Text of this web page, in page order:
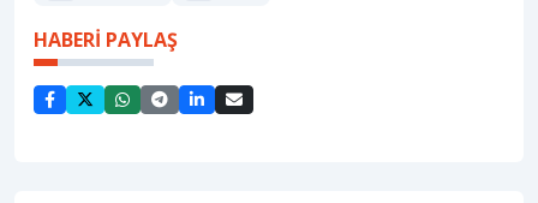
HABERİ PAYLAŞ